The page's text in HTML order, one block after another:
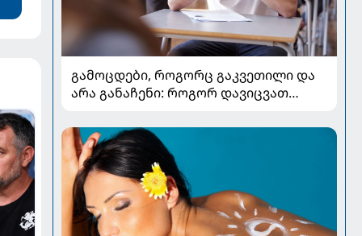
გამოცდები, როგორც გაკვეთილი და
არა განაჩენი: როგორ დავიცვათ
მომავალი